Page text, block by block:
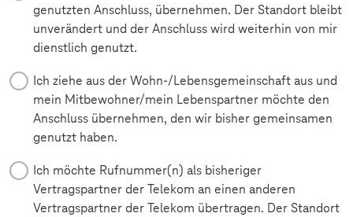
genutzten Anschluss, übernehmen. Der Standort bleibt
unverändert und der Anschluss wird weiterhin von mir
dienstlich genutzt.
Ich ziehe aus der Wohn-/Lebensgemeinschaft aus und
mein Mitbewohner/mein Lebenspartner möchte den
Anschluss übernehmen, den wir bisher gemeinsamen
genutzt haben.
Ich möchte Rufnummer(n) als bisheriger
Vertragspartner der Telekom an einen anderen
Vertragspartner der Telekom übertragen. Der Standort